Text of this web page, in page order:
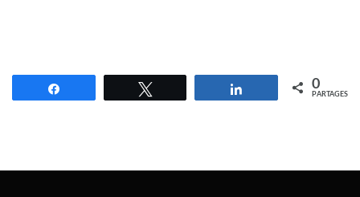
Partagez 0
PARTAGES